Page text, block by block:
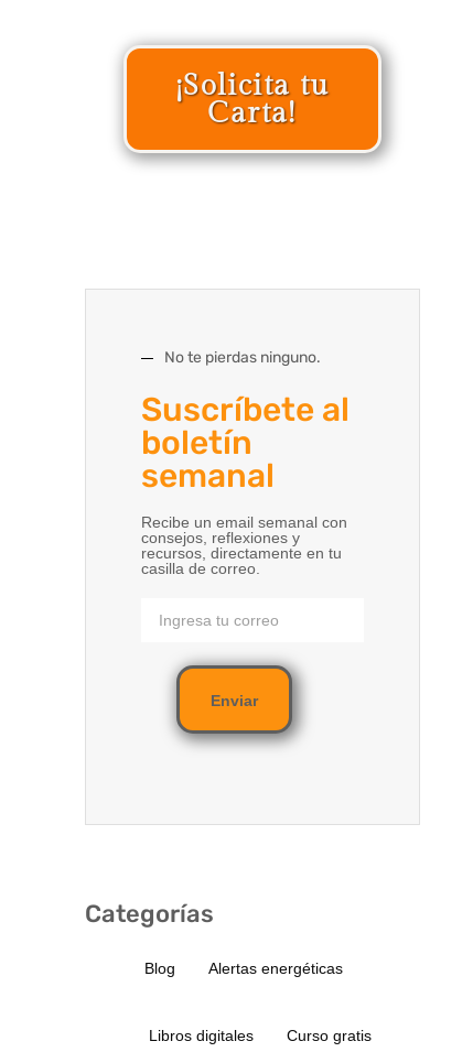
¡Solicita tu
Carta!
No te pierdas ninguno.
Suscríbete al
boletín
semanal
Recibe un email semanal con
consejos, reflexiones y
recursos, directamente en tu
casilla de correo.
Enviar
Categorías
Blog Alertas energéticas
Libros digitales Curso gratis